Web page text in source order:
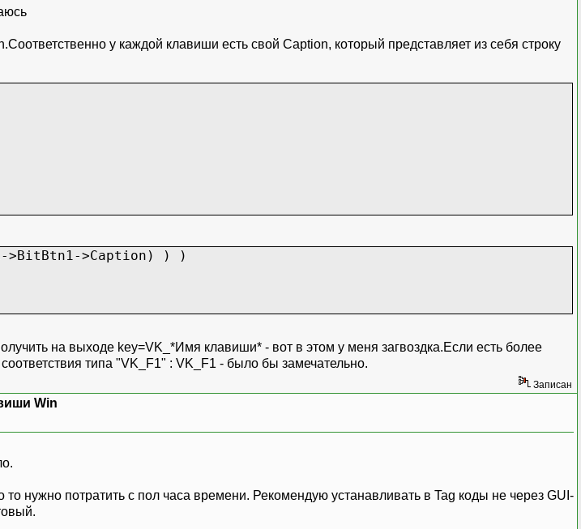
у каждой клавиши есть свой Caption, который представляет из себя строку
>BitBtn1->Caption) ) )
на выходе key=VK_*Имя клавиши* - вот в этом у меня загвоздка.Если есть более
типа "VK_F1" : VK_F1 - было бы замечательно.
Записан
Win
нужно потратить с пол часа времени. Рекомендую устанавливать в Tag коды не через GUI-